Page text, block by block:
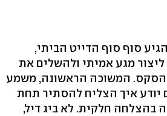
סוף סוף הדייט הביתי,
מגע אמיתי ולהשלים את
המשוכה הראשונה, משמע
יודע איך הצליח להסתיר תחת
בהצלחה חלקית. לא ביג דיל,